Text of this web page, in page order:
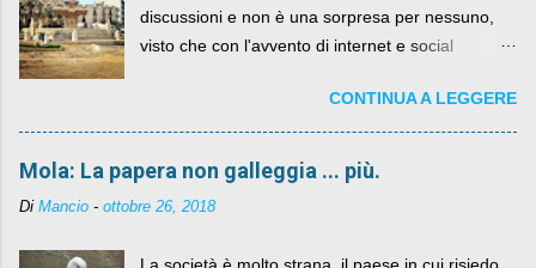
discussioni e non è una sorpresa per nessuno,
visto che con l'avvento di internet e social
sua lasciandone anche traccia scritta nel web.
CONTINUA A LEGGERE
Mola: La papera non galleggia ... più.
Di Mancio - ottobre 26, 2018